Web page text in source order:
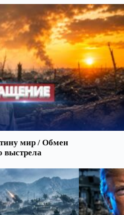
мир / Обмен
выстрела